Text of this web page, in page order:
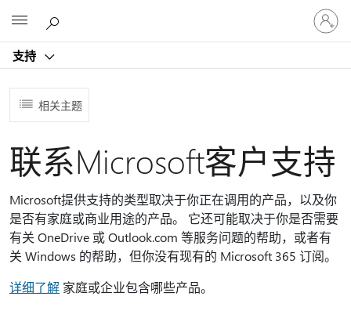
支持
请
登
录
相关主题
联系Microsoft客户支持
Microsoft提供支持的类型取决于你正在调用的产品，以及你
是否有家庭或商业用途的产品。 它还可能取决于你是否需要
有关 OneDrive 或 Outlook.com 等服务问题的帮助，或者有
关 Windows 的帮助，但你没有现有的 Microsoft 365 订阅。
详细了解 家庭或企业包含哪些产品。